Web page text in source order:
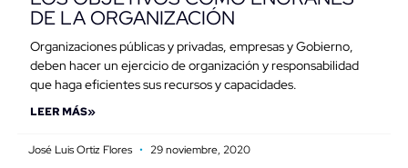
DE LA ORGANIZACIÓN
Organizaciones públicas y privadas, empresas y Gobierno,
deben hacer un ejercicio de organización y responsabilidad
que haga eficientes sus recursos y capacidades.
LEER MÁS»
José Luis Ortiz Flores 29 noviembre, 2020